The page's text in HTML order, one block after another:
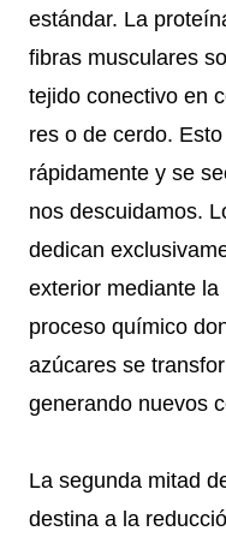
estándar. La
fibras musculares
tejido conectivo en
res o de cerdo.
rápidamente y se
nos descuidamos.
dedican
exterior mediante
proceso químico
azúcares se
generando nuevos
La segunda mitad
destina a la